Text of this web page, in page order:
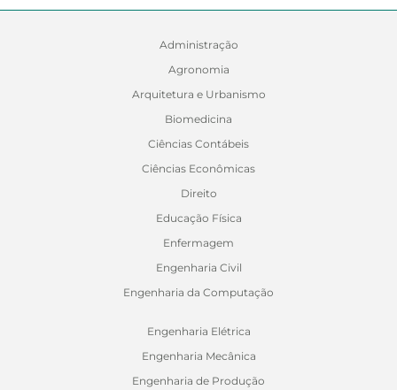
Administração
Agronomia
Arquitetura e Urbanismo
Biomedicina
Ciências Contábeis
Ciências Econômicas
Direito
Educação Física
Enfermagem
Engenharia Civil
Engenharia da Computação
Engenharia Elétrica
Engenharia Mecânica
Engenharia de Produção